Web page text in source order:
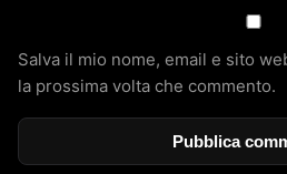
Salva il mio nome, email e sito
la prossima volta che commento.